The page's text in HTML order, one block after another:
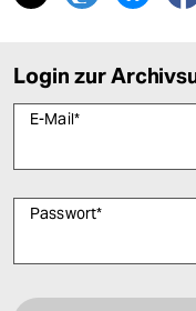
Login zur
E-Mail*
Passwort*